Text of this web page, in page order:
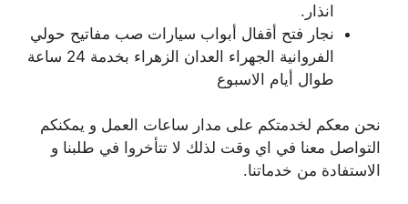
انذار.
نجار فتح أقفال أبواب سيارات صب مفاتيح حولي
الفروانية الجهراء العدان الزهراء بخدمة 24 ساعة
طوال أيام الاسبوع
نحن معكم لخدمتكم على مدار ساعات العمل و يمكنكم
التواصل معنا في اي وقت لذلك لا تتأخروا في طلبنا و
الاستفادة من خدماتنا.